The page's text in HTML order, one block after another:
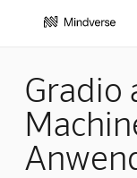
Gradio